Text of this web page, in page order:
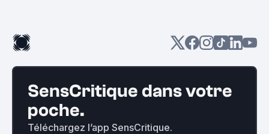
SensCritique dans votre
poche.
Téléchargez l’app SensCritique.